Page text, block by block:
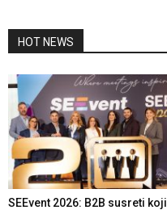
HOT NEWS
SEEvent 2026: B2B susreti koji